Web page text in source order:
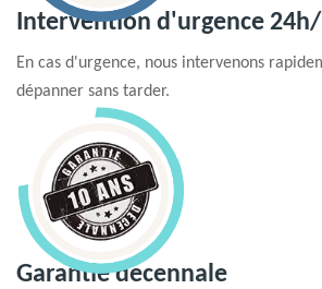
Intervention d'urgence
En cas d'urgence, nous intervenons
dépanner sans tarder.
Garantie decennale